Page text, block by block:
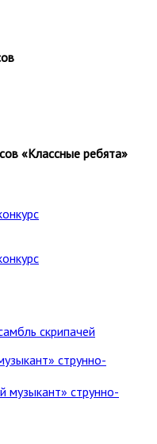
«Классные ребята»
скрипачей
струнно-